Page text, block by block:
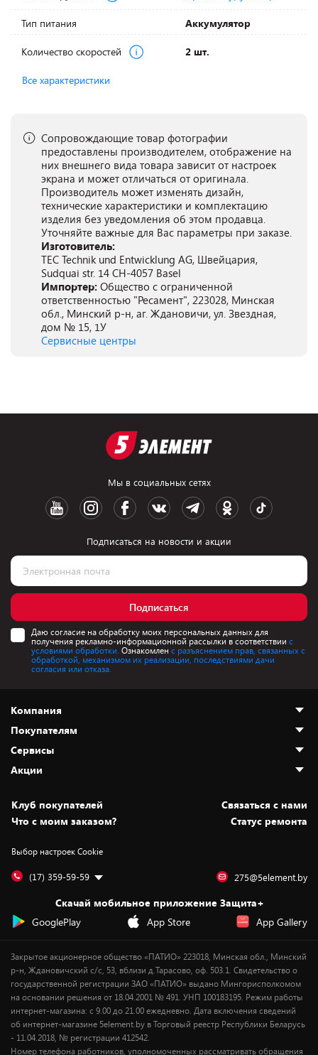
Тип питания Аккумулятор
Количество скоростей 2 шт.
Все характеристики
Сопровождающие товар фотографии
предоставлены производителем, отображение на
них внешнего вида товара зависит от настроек
экрана и может отличаться от оригинала.
Производитель может изменять дизайн,
технические характеристики и комплектацию
изделия без уведомления об этом продавца.
Уточняйте важные для Вас параметры при заказе.
Изготовитель:
TEC Technik und Entwicklung AG, Швейцария,
Sudquai str. 14 CH-4057 Basel
Импортер: Общество с ограниченной
ответственностью "Ресамент", 223028, Минская
обл., Минский р-н, аг. Ждановичи, ул. Звездная,
дом № 15, 1У
Сервисные центры
Мы в социальных сетях
Подписаться на новости и акции
Подписаться
Даю согласие на обработку моих персональных данных для
получения рекламно-информационной рассылки в соответствии с
условиями обработки. Ознакомлен с разъяснением прав, связанных с
обработкой, механизмом их реализации, последствиями дачи
согласия или отказа.
Компания
О нас
Адреса магазинов
Новости
Статьи и обзоры
Вакансии
Дай пять добру!
Покупателям
Как сделать заказ
Оплата и доставка
Безналичный расчёт
Обмен и возврат товара
Обработка персональных данных
Подарочные карты
Сервисы
Установка техники
Для игровых консолей
Для мобильных устройств
Для компьютеров
Сервисные центры
Акции
Скидки и промокоды
Белорусские товары
Бонусы
Оплата частями
Уценка
Клуб покупателей
Cвязаться с нами
Что с моим заказом?
Статус ремонта
Выбор настроек Cookie
(17) 359-59-59 275@5element.by
Скачай мобильное приложение Защита+
GooglePlay
App Store App Gallery
Закрытое акционерное общество «ПАТИО» 223018, Минская обл., Минский
р-н, Ждановичский с/с, 53, вблизи д.Тарасово, оф. 503.1. Свидетельство о
государственной регистрации ЗАО «ПАТИО» выдано Мингорисполкомом
на основании решения от 18.04.2001 № 491. УНП 100183195. Режим работы
интернет-магазина: с 9.00 до 21.00 ежедневно. Дата включения сведений
об интернет-магазине 5element.by в Торговый реестр Республики Беларусь
- 11.04.2018, № регистрации 412542.
Номер телефона работников, уполномоченных рассматривать обращения